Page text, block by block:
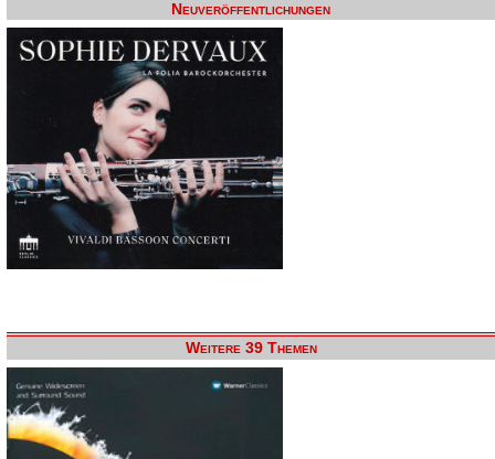
Neuveröffentlichungen
Weitere 39 Themen